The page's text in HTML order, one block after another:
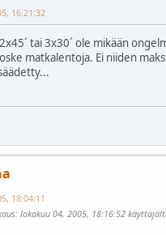
16:21:32
tai 3x30´ ole mikään
matkalentoja. Ei niiden
18:04:11
: lokakuu 04, 2005, 18:16:52